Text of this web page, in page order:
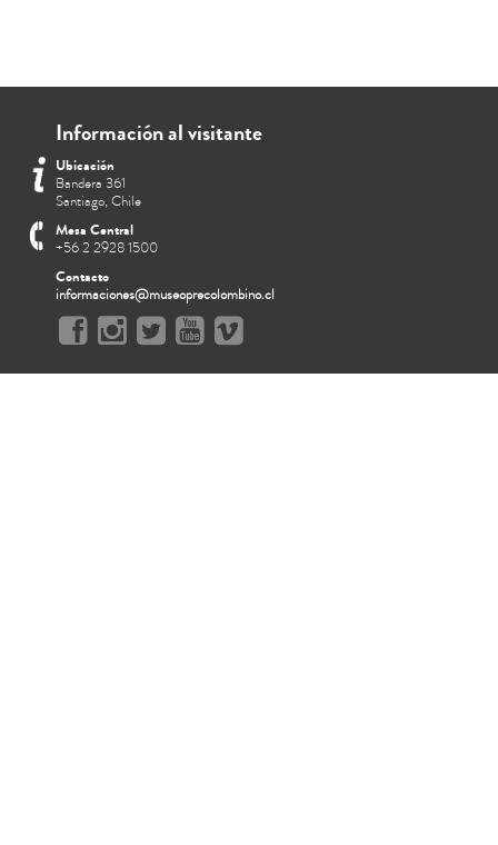
Información al visitante
Ubicación
Bandera 361
Santiago, Chile
Mesa Central
+56 2 2928 1500
Contacto
informaciones@museoprecolombino.cl